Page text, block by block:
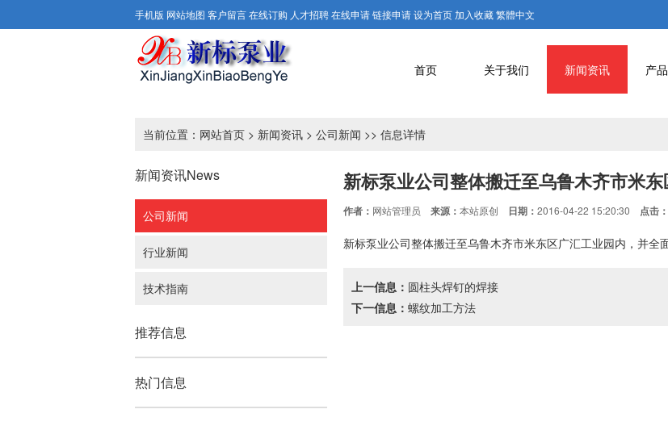
手机版 网站地图 客户留言在线订购 人才招聘在线申请链接申请设为首页加入收藏繁體中文
产
新闻资讯
关于我们
首页
当前位置： 网站首页 > 新闻资讯 > 公司新闻 >> 信息详情
新闻资讯News
公司新闻
行业新闻
技术指南
推荐信息
热门信息
新标泵业公司整体搬迁至乌鲁木齐市米
作者： 网站管理员 来源： 本站原创 日期： 2016-04-22 15:20:30 点击：
新标泵业公司整体搬迁至乌鲁木齐市米东区广汇工业园内，并全
上一信息： 圆柱头焊钉的焊接
下一信息： 螺纹加工方法